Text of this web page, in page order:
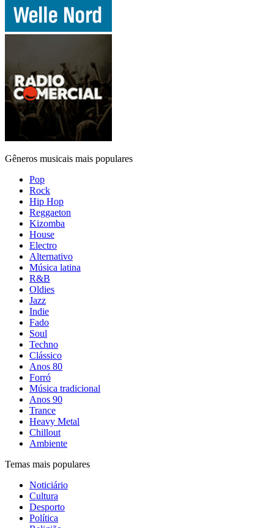
Gêneros musicais mais populares
Pop
Rock
Hip Hop
Reggaeton
Kizomba
House
Electro
Alternativo
Música latina
R&B
Oldies
Jazz
Indie
Fado
Soul
Techno
Clássico
Anos 80
Forró
Música tradicional
Anos 90
Trance
Heavy Metal
Chillout
Ambiente
Temas mais populares
Noticiário
Cultura
Desporto
Política